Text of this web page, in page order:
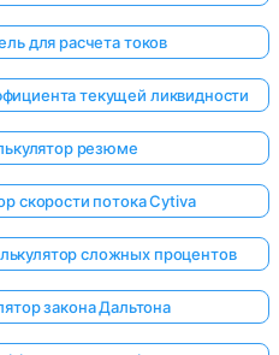
для расчета токов
текущей ликвидности
резюме
скорости потока Cytiva
сложных процентов
закона Дальтона